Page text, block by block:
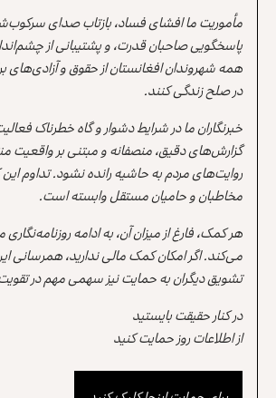
مأموریت ما افشای فساد، بازتاب صدای
پاسخگویی صاحبان قدرت، و پشتیبانی از
همه شهروندان افغانستان از حقوق و آزادی‌های
در صلح زندگی کنند.
خبرنگاران ما در شرایط دشوار و گاه خطرناک
گزارش‌های دقیق، منصفانه و مبتنی بر واقعیت
روایت‌های مردم به حاشیه رانده نشود. تداوم این
مخاطبان و حامیان مستقل وابسته است.
هر کمک، فارغ از میزان آن، به ادامه
می‌کند. اگر امکان کمک مالی ندارید، همرسانی
تشویق دیگران به حمایت نیز سهمی مهم در
در کنار حقیقت بایستید
از اطلاعات روز حمایت کنید